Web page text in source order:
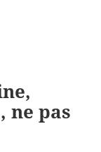
ne pas